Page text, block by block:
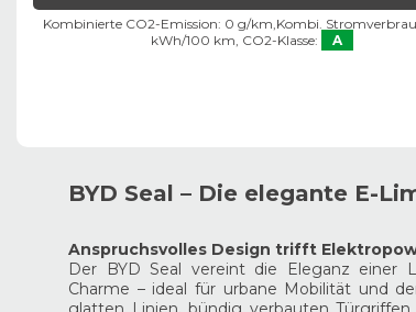
Kombinierte CO2-Emission: 0 g/km,Kombi.
kWh/100 km, CO2-Klasse: A
BYD Seal – Die elegante E-
Anspruchsvolles Design trifft
Der BYD Seal vereint die Eleganz einer
Charme – ideal für urbane Mobilität und